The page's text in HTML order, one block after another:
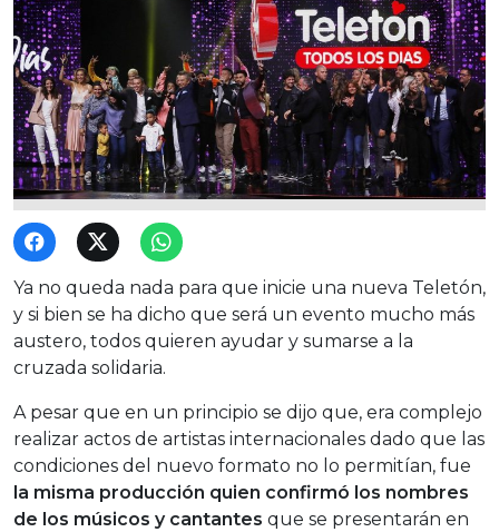
Ya no queda nada para que inicie una nueva Teletón,
y si bien se ha dicho que será un evento mucho más
austero, todos quieren ayudar y sumarse a la
cruzada solidaria.
A pesar que en un principio se dijo que, era complejo
realizar actos de artistas internacionales dado que las
condiciones del nuevo formato no lo permitían, fue
la misma producción quien confirmó los nombres
de los músicos y cantantes que se presentarán en